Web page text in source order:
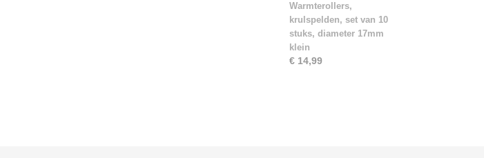
Warmterollers,
krulspelden, set van 10
stuks, diameter 17mm
klein
€ 14,99